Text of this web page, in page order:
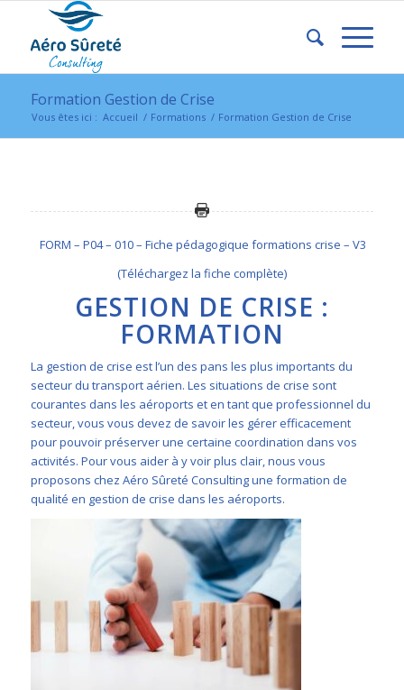
Formation Gestion de Crise
Vous êtes ici : Accueil / Formations / Formation Gestion de Crise
FORM – P04 – 010 – Fiche pédagogique formations crise – V3
(Téléchargez la fiche complète)
GESTION DE CRISE :
FORMATION
La gestion de crise est l’un des pans les plus importants du
secteur du transport aérien. Les situations de crise sont
courantes dans les aéroports et en tant que professionnel du
secteur, vous vous devez de savoir les gérer efficacement
pour pouvoir préserver une certaine coordination dans vos
activités. Pour vous aider à y voir plus clair, nous vous
proposons chez Aéro Sûreté Consulting une formation de
qualité en gestion de crise dans les aéroports.